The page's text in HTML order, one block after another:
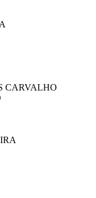
CARVALHO